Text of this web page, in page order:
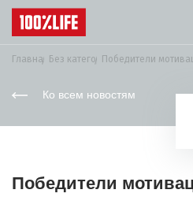
Главная Без категорії
Ко всем новостям
Победители